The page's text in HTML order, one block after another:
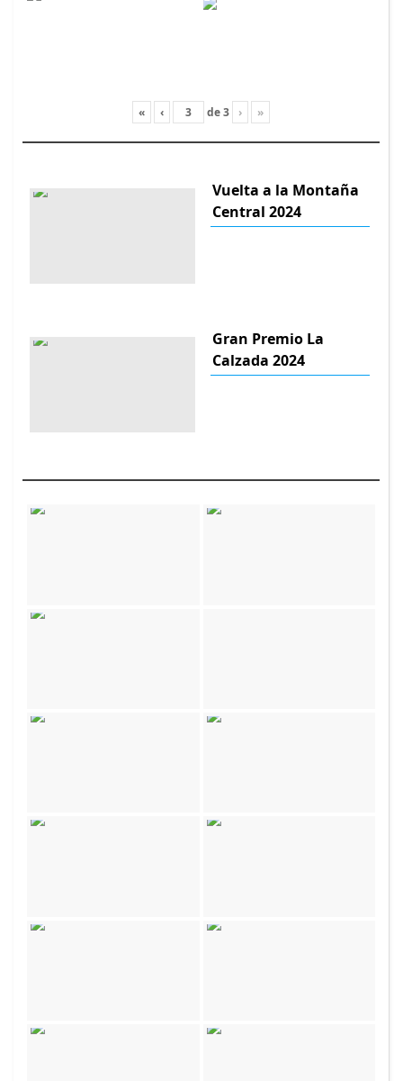
« ‹ de3 › »
Vuelta a la Montaña
Central 2024
Gran Premio La
Calzada 2024